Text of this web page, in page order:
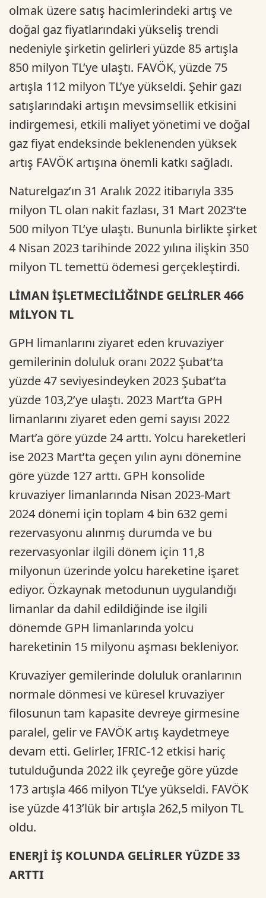
olmak üzere satış hacimlerindeki artış ve
doğal gaz fiyatlarındaki yükseliş trendi
nedeniyle şirketin gelirleri yüzde 85 artışla
850 milyon TL’ye ulaştı. FAVÖK, yüzde 75
artışla 112 milyon TL’ye yükseldi. Şehir gazı
satışlarındaki artışın mevsimsellik etkisini
indirgemesi, etkili maliyet yönetimi ve doğal
gaz fiyat endeksinde beklenenden yüksek
artış FAVÖK artışına önemli katkı sağladı.
Naturelgaz’ın 31 Aralık 2022 itibarıyla 335
milyon TL olan nakit fazlası, 31 Mart 2023’te
500 milyon TL’ye ulaştı. Bununla birlikte şirket
4 Nisan 2023 tarihinde 2022 yılına ilişkin 350
milyon TL temettü ödemesi gerçekleştirdi.
LİMAN İŞLETMECİLİĞİNDE GELİRLER 466
MİLYON TL
GPH limanlarını ziyaret eden kruvaziyer
gemilerinin doluluk oranı 2022 Şubat’ta
yüzde 47 seviyesindeyken 2023 Şubat’ta
yüzde 103,2’ye ulaştı. 2023 Mart’ta GPH
limanlarını ziyaret eden gemi sayısı 2022
Mart’a göre yüzde 24 arttı. Yolcu hareketleri
ise 2023 Mart’ta geçen yılın aynı dönemine
göre yüzde 127 arttı. GPH konsolide
kruvaziyer limanlarında Nisan 2023-Mart
2024 dönemi için toplam 4 bin 632 gemi
rezervasyonu alınmış durumda ve bu
rezervasyonlar ilgili dönem için 11,8
milyonun üzerinde yolcu hareketine işaret
ediyor. Özkaynak metodunun uygulandığı
limanlar da dahil edildiğinde ise ilgili
dönemde GPH limanlarında yolcu
hareketinin 15 milyonu aşması bekleniyor.
Kruvaziyer gemilerinde doluluk oranlarının
normale dönmesi ve küresel kruvaziyer
filosunun tam kapasite devreye girmesine
paralel, gelir ve FAVÖK artış kaydetmeye
devam etti. Gelirler, IFRIC-12 etkisi hariç
tutulduğunda 2022 ilk çeyreğe göre yüzde
173 artışla 466 milyon TL’ye yükseldi. FAVÖK
ise yüzde 413’lük bir artışla 262,5 milyon TL
oldu.
ENERJİ İŞ KOLUNDA GELİRLER YÜZDE 33
ARTTI